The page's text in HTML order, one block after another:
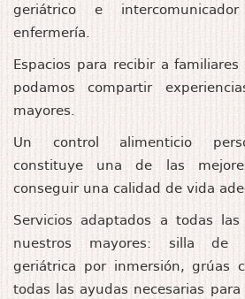
geriátrico e
enfermería.
Espacios para recibir a
podamos compartir
mayores.
Un control alimenticio
constituye una de las
conseguir una calidad de vida
Servicios adaptados a todas
nuestros mayores: silla de
geriátrica por inmersión, grúas
todas las ayudas necesarias